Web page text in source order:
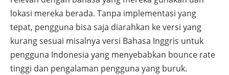
lokasi mereka berada. Tanpa implementasi yang
tepat, pengguna bisa saja diarahkan ke versi yang
kurang sesuai misalnya versi Bahasa Inggris untuk
pengguna Indonesia yang menyebabkan bounce rate
tinggi dan pengalaman pengguna yang buruk.